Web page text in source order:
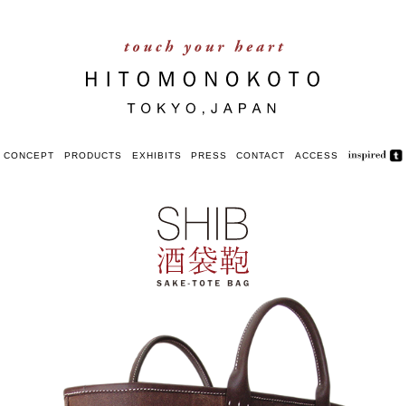
CONCEPT PRODUCTS EXHIBITS PRESS CONTACT ACCESS